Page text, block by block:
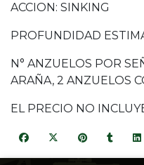
ACCION: SINKING
PROFUNDIDAD
N° ANZUELOS POR
ARAÑA, 2 ANZUELOS
EL PRECIO NO